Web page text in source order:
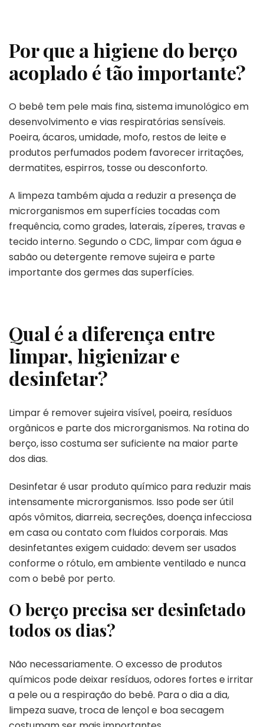
Por que a higiene do berço
acoplado é tão importante?
O bebê tem pele mais fina, sistema imunológico em
desenvolvimento e vias respiratórias sensíveis.
Poeira, ácaros, umidade, mofo, restos de leite e
produtos perfumados podem favorecer irritações,
dermatites, espirros, tosse ou desconforto.
A limpeza também ajuda a reduzir a presença de
microrganismos em superfícies tocadas com
frequência, como grades, laterais, zíperes, travas e
tecido interno. Segundo o CDC, limpar com água e
sabão ou detergente remove sujeira e parte
importante dos germes das superfícies.
Qual é a diferença entre
limpar, higienizar e
desinfetar?
Limpar é remover sujeira visível, poeira, resíduos
orgânicos e parte dos microrganismos. Na rotina do
berço, isso costuma ser suficiente na maior parte
dos dias.
Desinfetar é usar produto químico para reduzir mais
intensamente microrganismos. Isso pode ser útil
após vômitos, diarreia, secreções, doença infecciosa
em casa ou contato com fluidos corporais. Mas
desinfetantes exigem cuidado: devem ser usados
conforme o rótulo, em ambiente ventilado e nunca
com o bebê por perto.
O berço precisa ser desinfetado
todos os dias?
Não necessariamente. O excesso de produtos
químicos pode deixar resíduos, odores fortes e irritar
a pele ou a respiração do bebê. Para o dia a dia,
limpeza suave, troca de lençol e boa secagem